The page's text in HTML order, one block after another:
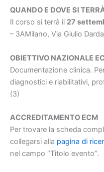
QUANDO E DOVE SI
Il corso si terrà il 27
– 3AMilano, Via Giulio
OBIETTIVO NAZIONALE
Documentazione clinica.
diagnostici e riabilitativi,
(3)
ACCREDITAMENTO ECM
Per trovare la scheda
collegarsi alla pagina di
nel campo “Titolo evento”.